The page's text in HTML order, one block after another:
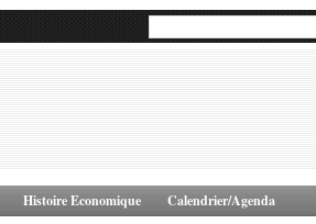
Histoire Economique Calendrier/Agenda